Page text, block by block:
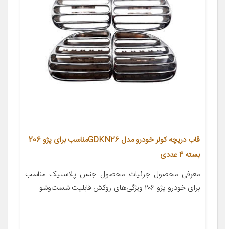
قاب دریچه کولر خودرو مدل GDKN26مناسب برای پژو 206
بسته 4 عددی
معرفی محصول جزئیات محصول جنس پلاستیک مناسب
برای خودرو پژو ۲۰۶ ویژگی‌های روکش قابلیت شست‌وشو